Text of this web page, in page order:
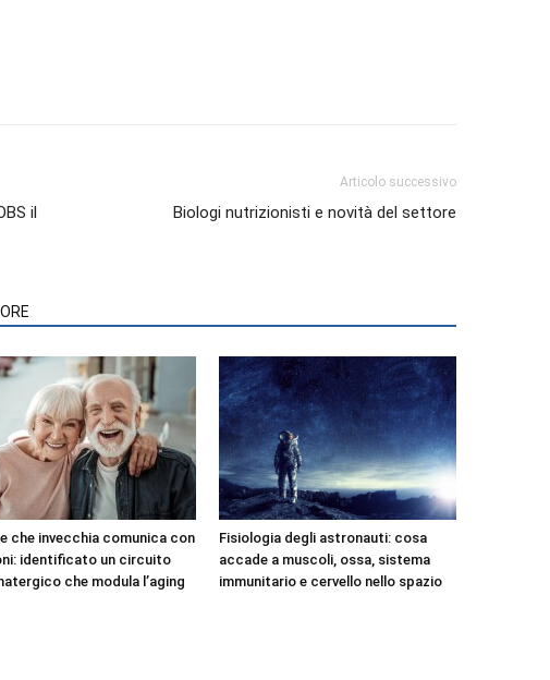
il
Articolo successivo
Biologi nutrizionisti e novità del settore
che invecchia comunica con
identificato un circuito
che modula l’aging
Fisiologia degli astronauti: cosa
accade a muscoli, ossa, sistema
immunitario e cervello nello spazio